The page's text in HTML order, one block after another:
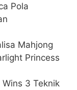
Pola
Mahjong
Princess
3 Teknik